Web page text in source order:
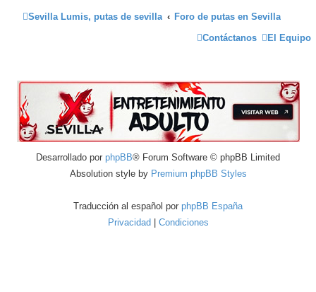
Sevilla Lumis, putas de sevilla
Foro de putas en Sevilla
El Equipo
Contáctanos
Desarrollado por phpBB® Forum Software © phpBB Limited
Absolution style by Premium phpBB Styles
Traducción al español por phpBB España
Privacidad| Condiciones